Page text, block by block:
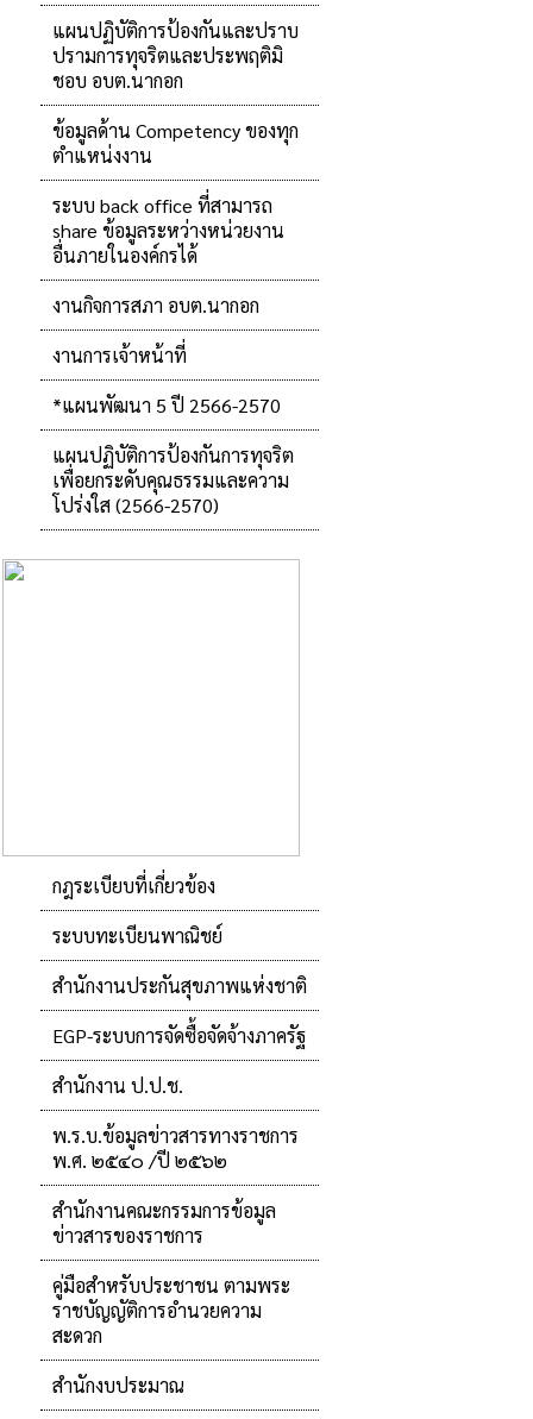
แผนปฏิบัติการป้องกันและปราบ
ปรามการทุจริตและประพฤติมิ
ชอบ อบต.นากอก
ข้อมูลด้าน Competency ของทุก
ตำแหน่งงาน
ระบบ back office ที่สามารถ
share ข้อมูลระหว่างหน่วยงาน
อื่นภายในองค์กรได้
งานกิจการสภา อบต.นากอก
งานการเจ้าหน้าที่
*แผนพัฒนา 5 ปี 2566-2570
แผนปฏิบัติการป้องกันการทุจริต
เพื่อยกระดับคุณธรรมและความ
โปร่งใส (2566-2570)
กฎระเบียบที่เกี่ยวข้อง
ระบบทะเบียนพาณิชย์
สำนักงานประกันสุขภาพแห่งชาติ
EGP-ระบบการจัดซื้อจัดจ้างภาครัฐ
สำนักงาน ป.ป.ช.
พ.ร.บ.ข้อมูลข่าวสารทางราชการ
พ.ศ. ๒๕๔๐ /ปี ๒๕๖๒
สำนักงานคณะกรรมการข้อมูล
ข่าวสารของราชการ
คู่มือสำหรับประชาชน ตามพระ
ราชบัญญัติการอำนวยความ
สะดวก
สำนักงบประมาณ